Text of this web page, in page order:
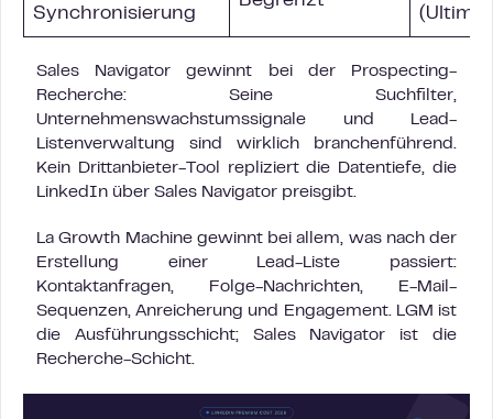
Synchronisierung
Sales Navigator gewinnt bei der Prospecting-
Recherche: Seine Suchfilter,
Unternehmenswachstumssignale und Lead-
Listenverwaltung sind wirklich branchenführend.
Kein Drittanbieter-Tool repliziert die Datentiefe, die
LinkedIn über Sales Navigator preisgibt.
La Growth Machine gewinnt bei allem, was nach der
Erstellung einer Lead-Liste passiert:
Kontaktanfragen, Folge-Nachrichten, E-Mail-
Sequenzen, Anreicherung und Engagement. LGM ist
die Ausführungsschicht; Sales Navigator ist die
Recherche-Schicht.